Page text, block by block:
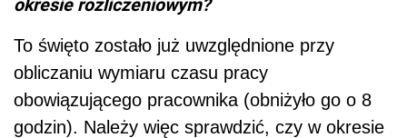
To święto zostało już uwzględnione przy
obliczaniu wymiaru czasu pracy
obowiązującego pracownika (obniżyło go o 8
godzin). Należy więc sprawdzić, czy w okresie